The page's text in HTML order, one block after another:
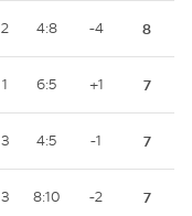
2 4:8 -4 8
1 6:5 +1 7
3 4:5 -1 7
3 8:10 -2 7